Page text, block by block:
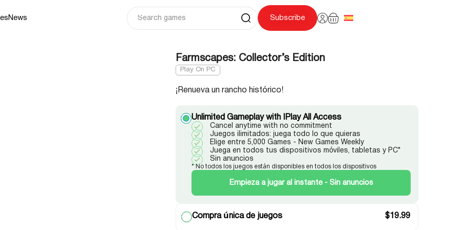
News Subscribe
Farmscapes: Collector’s Edition
Play On PC
Unlimited Gameplay with IPlay All Access
Cancel anytime with no commitment
Juegos ilimitados: juega todo lo que quieras
Elige entre 5,000 Games - New Games Weekly
Juega en todos tus dispositivos móviles, tabletas y PC*
Sin anuncios
* No todos los juegos están disponibles en todos los dispositivos
Empieza a jugar al instante - Sin anuncios
Compra única de juegos $19.99
¡Renueva un rancho histórico!